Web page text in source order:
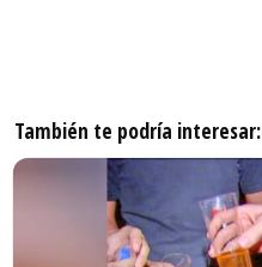
También te podría interesar: